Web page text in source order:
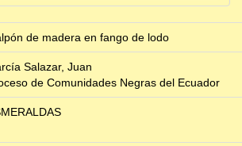
de madera en fango de lodo
Salazar, Juan
de Comunidades Negras del Ecuador